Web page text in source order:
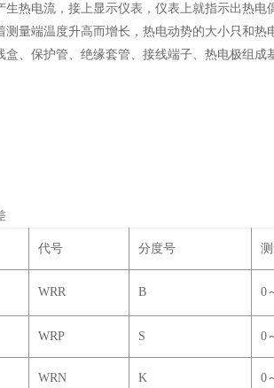
生热电流，接上显示仪表，仪表上就指示出热
量端温度升高而增长，热电动势的大小只和热
、保护管、绝缘套管、接线端子、热电极组成
代号 分度号
WRR B 0
WRP S 0
WRN K 0